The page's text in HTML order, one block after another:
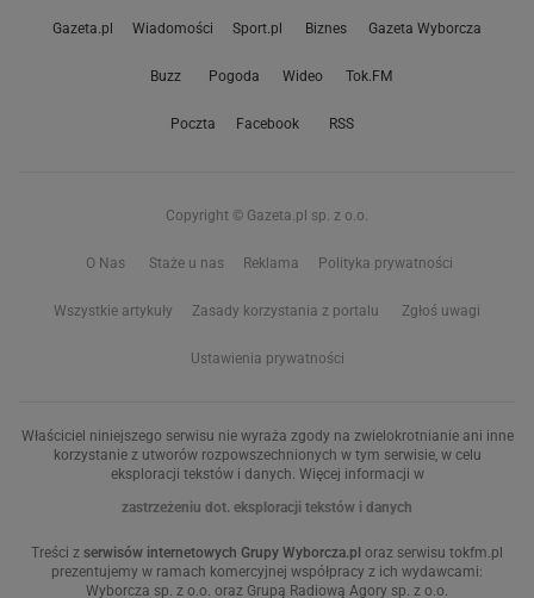
Gazeta.pl Wiadomości Sport.pl Biznes Gazeta Wyborcza
Buzz Pogoda Wideo Tok.FM
Poczta Facebook RSS
Copyright © Gazeta.pl sp. z o.o.
O Nas Staże u nas Reklama Polityka prywatności
Wszystkie artykuły Zasady korzystania z portalu Zgłoś uwagi
Ustawienia prywatności
Właściciel niniejszego serwisu nie wyraża zgody na zwielokrotnianie ani inne
korzystanie z utworów rozpowszechnionych w tym serwisie, w celu
eksploracji tekstów i danych. Więcej informacji w
zastrzeżeniu dot. eksploracji tekstów i danych
Treści z serwisów internetowych Grupy Wyborcza.pl oraz serwisu tokfm.pl
prezentujemy w ramach komercyjnej współpracy z ich wydawcami:
Wyborcza sp. z o.o. oraz Grupą Radiową Agory sp. z o.o.